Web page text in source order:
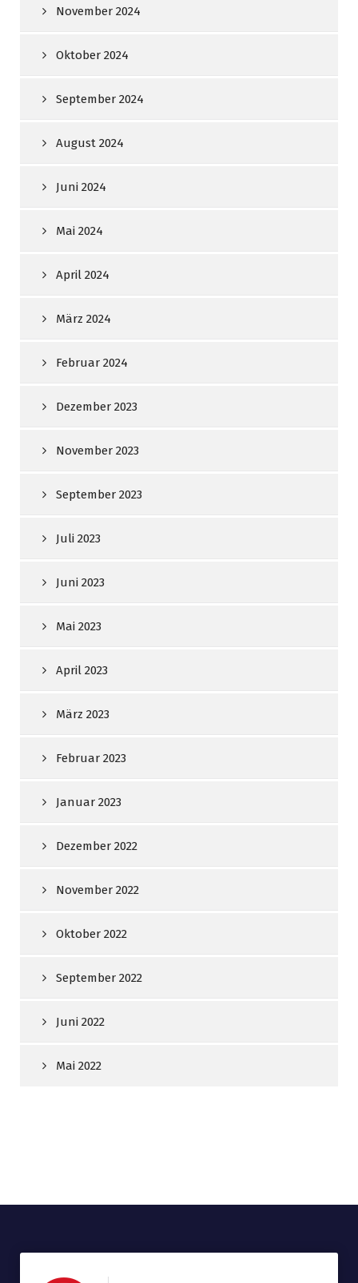
November 2024
Oktober 2024
September 2024
August 2024
Juni 2024
Mai 2024
April 2024
März 2024
Februar 2024
Dezember 2023
November 2023
September 2023
Juli 2023
Juni 2023
Mai 2023
April 2023
März 2023
Februar 2023
Januar 2023
Dezember 2022
November 2022
Oktober 2022
September 2022
Juni 2022
Mai 2022